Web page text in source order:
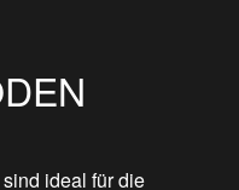
ideal für die